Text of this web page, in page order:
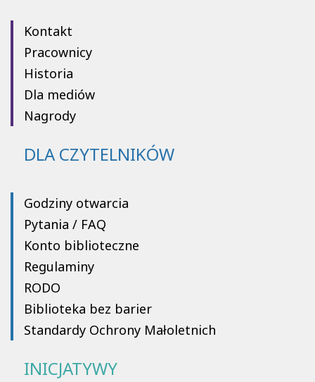
Kontakt
Pracownicy
Historia
Dla mediów
Nagrody
DLA CZYTELNIKÓW
Godziny otwarcia
Pytania / FAQ
Konto biblioteczne
Regulaminy
RODO
Biblioteka bez barier
Standardy Ochrony Małoletnich
INICJATYWY